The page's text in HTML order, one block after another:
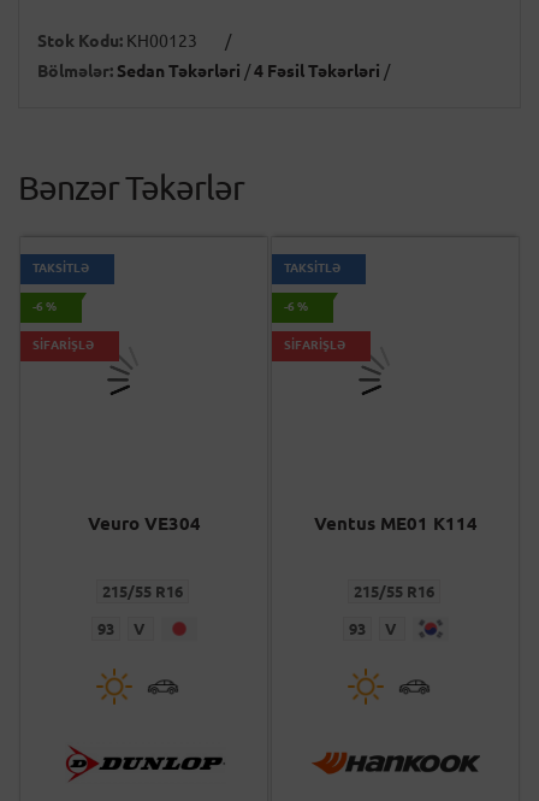
Stok Kodu: KH00123
/
Bölmələr: Sedan Təkərləri /4 Fəsil Təkərləri /
Bənzər Təkərlər
TAKSİTLƏ
-6 %
SİFARİŞLƏ
Veuro VE304
215/55 R16
93 V
TAKSİTLƏ
-6 %
SİFARİŞLƏ
Ventus ME01 K114
215/55 R16
93 V